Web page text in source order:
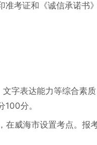
准考证和《诚信承诺书
字表达能力等综合素
分。
威海市设置考点。报